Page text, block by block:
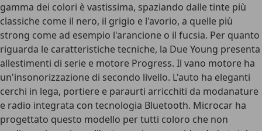
gamma dei colori è vastissima, spaziando dalle tinte più
classiche come il nero, il grigio e l'avorio, a quelle più
strong come ad esempio l'arancione o il fucsia. Per quanto
riguarda le caratteristiche tecniche, la Due Young presenta
allestimenti di serie e motore Progress. Il vano motore ha
un'insonorizzazione di secondo livello. L'auto ha eleganti
cerchi in lega, portiere e paraurti arricchiti da modanature
e radio integrata con tecnologia Bluetooth. Microcar ha
progettato questo modello per tutti coloro che non